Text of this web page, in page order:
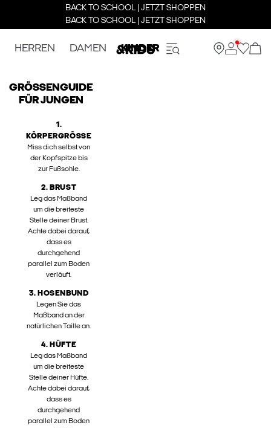
BACK TO SCHOOL | JETZT SHOPPEN
BACK TO SCHOOL | JETZT SHOPPEN
HERREN DAMEN KINDER
GRÖSSENGUIDE
FÜR JUNGEN
1.
KÖRPERGRÖSSE
Miss dich selbst von
der Kopfspitze bis
zur Fußsohle.
2. BRUST
Leg das Maßband
um die breiteste
Stelle deiner Brust.
Achte dabei darauf,
dass es
durchgehend
parallel zum Boden
verläuft.
3. HOSENBUND
Legen Sie das
Maßband an der
natürlichen Taille an.
4. HÜFTE
Leg das Maßband
um die breiteste
Stelle deiner Hüfte.
Achte dabei darauf,
dass es
durchgehend
parallel zum Boden